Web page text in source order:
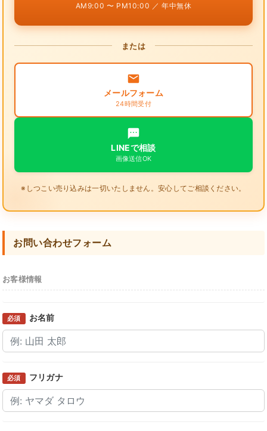
AM9:00 〜 PM10:00 ／ 年中無休
または
メールフォーム
24時間受付
LINEで相談
画像送信OK
※しつこい売り込みは一切いたしません。安心してご相談ください。
お問い合わせフォーム
お客様情報
必須 お名前
必須 フリガナ